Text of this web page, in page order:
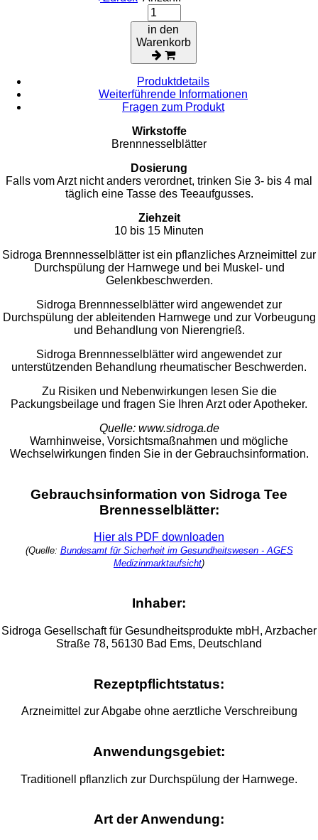
in den
Warenkorb
Produktdetails
Weiterführende Informationen
Fragen zum Produkt
Wirkstoffe
Brennnesselblätter
Dosierung
Falls vom Arzt nicht anders verordnet, trinken Sie 3- bis 4 mal
täglich eine Tasse des Teeaufgusses.
Ziehzeit
10 bis 15 Minuten
Sidroga Brennnesselblätter ist ein pflanzliches Arzneimittel zur
Durchspülung der Harnwege und bei Muskel- und
Gelenkbeschwerden.
Sidroga Brennnesselblätter wird angewendet zur
Durchspülung der ableitenden Harnwege und zur Vorbeugung
und Behandlung von Nierengrieß.
Sidroga Brennnesselblätter wird angewendet zur
unterstützenden Behandlung rheumatischer Beschwerden.
Zu Risiken und Nebenwirkungen lesen Sie die
Packungsbeilage und fragen Sie Ihren Arzt oder Apotheker.
Quelle: www.sidroga.de
Warnhinweise, Vorsichtsmaßnahmen und mögliche
Wechselwirkungen finden Sie in der Gebrauchsinformation.
Gebrauchsinformation von Sidroga Tee
Brennesselblätter:
Hier als PDF downloaden
(Quelle: Bundesamt für Sicherheit im Gesundheitswesen - AGES
Medizinmarktaufsicht)
Inhaber:
Sidroga Gesellschaft für Gesundheitsprodukte mbH, Arzbacher
Straße 78, 56130 Bad Ems, Deutschland
Rezeptpflichtstatus:
Arzneimittel zur Abgabe ohne aerztliche Verschreibung
Anwendungsgebiet:
Traditionell pflanzlich zur Durchspülung der Harnwege.
Art der Anwendung: